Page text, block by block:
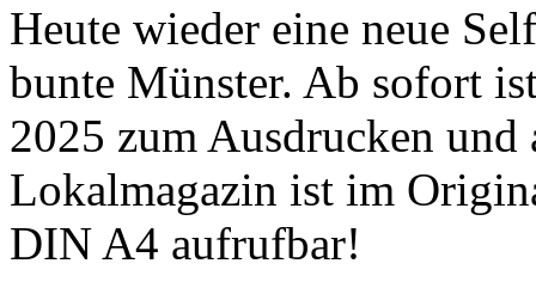
Heute wieder eine neue
bunte Münster. Ab sofort
2025 zum Ausdrucken
Lokalmagazin ist im
DIN A4 aufrufbar!